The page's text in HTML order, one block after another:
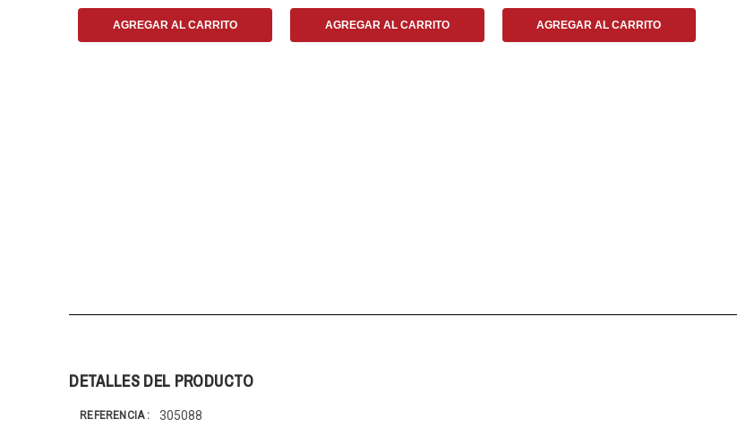
AGREGAR AL CARRITO AGREGAR AL CARRITO AGREGAR AL CARRITO
DETALLES DEL PRODUCTO
REFERENCIA 305088